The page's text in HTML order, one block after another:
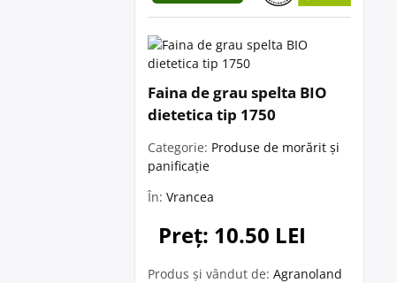
Faina de grau spelta BIO
dietetica tip 1750
Categorie: Produse de morărit și
panificație
În: Vrancea
Preț: 10.50 LEI
Produs și vândut de: Agranoland